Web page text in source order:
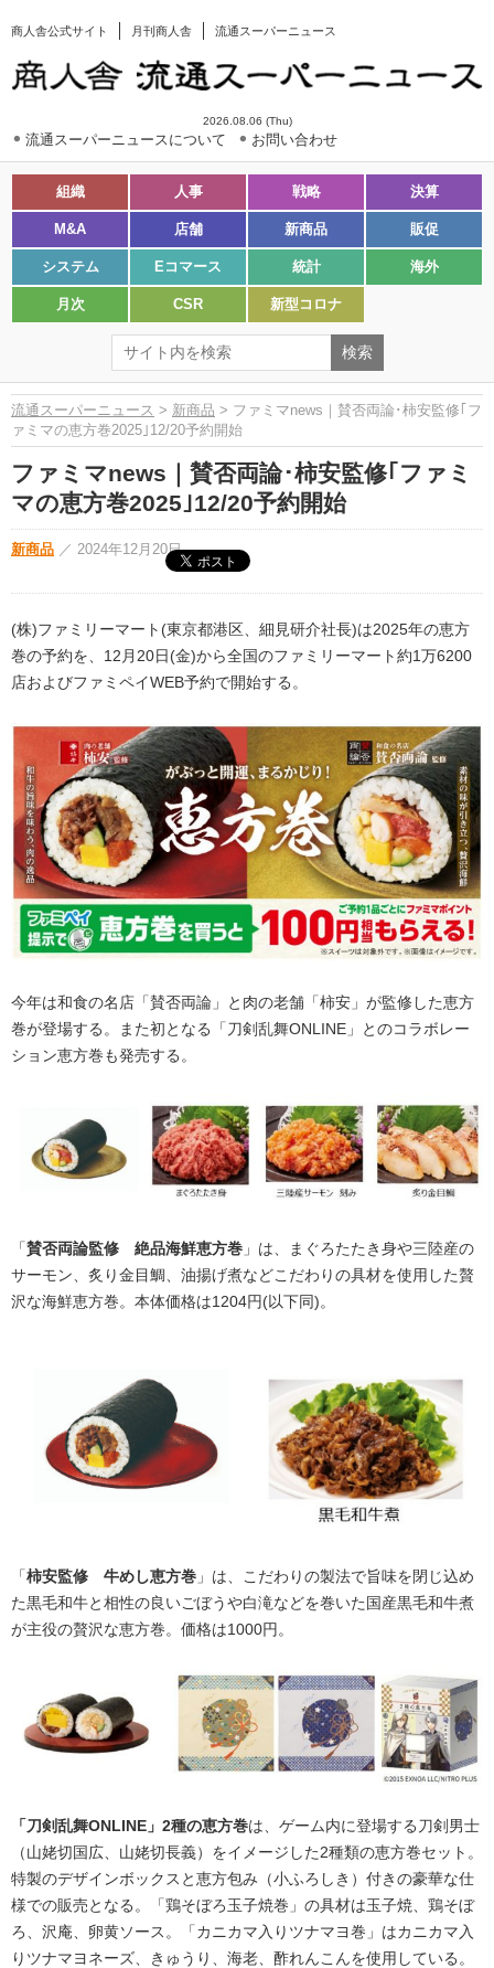
商人舎公式サイト 月刊商人舎 流通スーパーニュース
2026.08.06 (Thu)
流通スーパーニュースについて お問い合わせ
組織 人事 戦略 決算
M&A 店舗 新商品 販促
システム Eコマース 統計 海外
月次 CSR 新型コロナ
流通スーパーニュース > 新商品 > ファミマnews｜賛否両論･柿安監修｢フ
ァミマの恵方巻2025｣12/20予約開始
ファミマnews｜賛否両論･柿安監修｢ファミ
マの恵方巻2025｣12/20予約開始
新商品 ／ 2024年12月20日
(株)ファミリーマート(東京都港区、細見研介社長)は2025年の恵方
巻の予約を、12月20日(金)から全国のファミリーマート約1万6200
店およびファミペイWEB予約で開始する。
今年は和食の名店「賛否両論」と肉の老舗「柿安」が監修した恵方
巻が登場する。また初となる「刀剣乱舞ONLINE」とのコラボレー
ション恵方巻も発売する。
「賛否両論監修 絶品海鮮恵方巻 」は、まぐろたたき身や三陸産の
サーモン、炙り金目鯛、油揚げ煮などこだわりの具材を使用した贅
沢な海鮮恵方巻。本体価格は1204円(以下同)。
「柿安監修 牛めし恵方巻 」は、こだわりの製法で旨味を閉じ込め
た黒毛和牛と相性の良いごぼうや白滝などを巻いた国産黒毛和牛煮
が主役の贅沢な恵方巻。価格は1000円。
「刀剣乱舞ONLINE」2種の恵方巻は、ゲーム内に登場する刀剣男士
（山姥切国広、山姥切長義）をイメージした2種類の恵方巻セット。
特製のデザインボックスと恵方包み（小ふろしき）付きの豪華な仕
様での販売となる。「鶏そぼろ玉子焼巻」の具材は玉子焼、鶏そぼ
ろ、沢庵、卵黄ソース。「カニカマ入りツナマヨ巻」はカニカマ入
りツナマヨネーズ、きゅうり、海老、酢れんこんを使用している。